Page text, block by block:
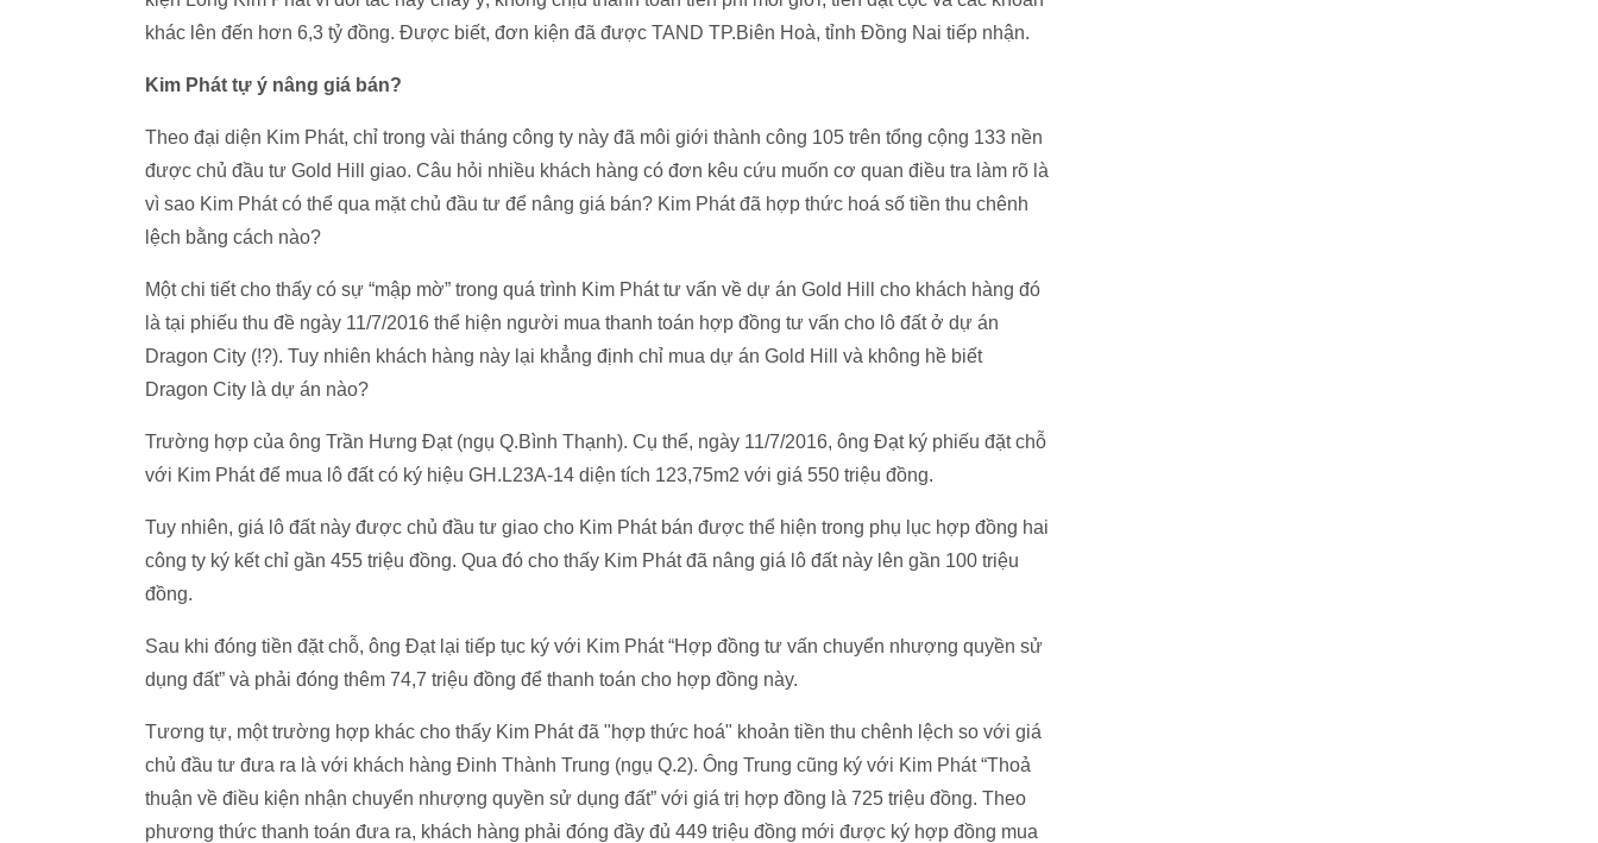
khác lên đến hơn 6,3 tỷ đồng. Được biết, đơn kiện đã được TAND TP.Biên Hoà, tỉnh Đồng Nai tiếp nhận.
Kim Phát tự ý nâng giá bán?
Theo đại diện Kim Phát, chỉ trong vài tháng công ty này đã môi giới thành công 105 trên tổng cộng 133 nền
được chủ đầu tư Gold Hill giao. Câu hỏi nhiều khách hàng có đơn kêu cứu muốn cơ quan điều tra làm rõ là
vì sao Kim Phát có thể qua mặt chủ đầu tư để nâng giá bán? Kim Phát đã hợp thức hoá số tiền thu chênh
lệch bằng cách nào?
Một chi tiết cho thấy có sự “mập mờ” trong quá trình Kim Phát tư vấn về dự án Gold Hill cho khách hàng đó
là tại phiếu thu đề ngày 11/7/2016 thể hiện người mua thanh toán hợp đồng tư vấn cho lô đất ở dự án
Dragon City (!?). Tuy nhiên khách hàng này lại khẳng định chỉ mua dự án Gold Hill và không hề biết
Dragon City là dự án nào?
Trường hợp của ông Trần Hưng Đạt (ngụ Q.Bình Thạnh). Cụ thể, ngày 11/7/2016, ông Đạt ký phiếu đặt chỗ
với Kim Phát để mua lô đất có ký hiệu GH.L23A-14 diện tích 123,75m2 với giá 550 triệu đồng.
Tuy nhiên, giá lô đất này được chủ đầu tư giao cho Kim Phát bán được thể hiện trong phụ lục hợp đồng hai
công ty ký kết chỉ gần 455 triệu đồng. Qua đó cho thấy Kim Phát đã nâng giá lô đất này lên gần 100 triệu
đồng.
Sau khi đóng tiền đặt chỗ, ông Đạt lại tiếp tục ký với Kim Phát “Hợp đồng tư vấn chuyển nhượng quyền sử
dụng đất” và phải đóng thêm 74,7 triệu đồng để thanh toán cho hợp đồng này.
Tương tự, một trường hợp khác cho thấy Kim Phát đã "hợp thức hoá" khoản tiền thu chênh lệch so với giá
chủ đầu tư đưa ra là với khách hàng Đinh Thành Trung (ngụ Q.2). Ông Trung cũng ký với Kim Phát “Thoả
thuận về điều kiện nhận chuyển nhượng quyền sử dụng đất” với giá trị hợp đồng là 725 triệu đồng. Theo
phương thức thanh toán đưa ra, khách hàng phải đóng đầy đủ 449 triệu đồng mới được ký hợp đồng mua